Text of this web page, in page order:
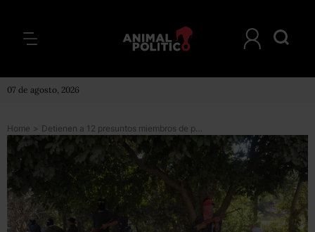
07 de agosto, 2026
Home > Detienen a 12 presuntos miembros de policía comunitaria en Michoacán